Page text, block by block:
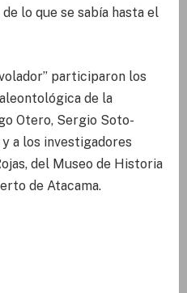
lo que se sabía hasta el
participaron los
de la
Otero, Sergio Soto-
a los investigadores
del Museo de Historia
de Atacama.